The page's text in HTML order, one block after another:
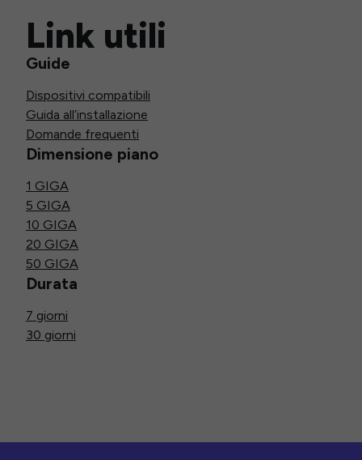
Link utili
Guide
Dispositivi compatibili
Guida all’installazione
Domande frequenti
Dimensione piano
1 GIGA
5 GIGA
10 GIGA
20 GIGA
50 GIGA
Durata
7 giorni
30 giorni